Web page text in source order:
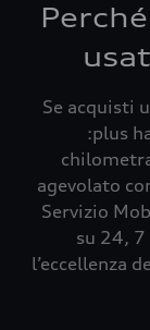
Se acquisti
:plus
agevolato
Servizio
su 24,
l’eccellenza